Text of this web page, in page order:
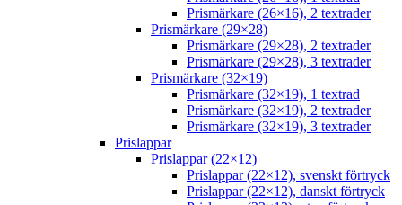
Prismärkare (26×16), 2 textrader
Prismärkare (29×28)
Prismärkare (29×28), 2 textrader
Prismärkare (29×28), 3 textrader
Prismärkare (32×19)
Prismärkare (32×19), 1 textrad
Prismärkare (32×19), 2 textrader
Prismärkare (32×19), 3 textrader
Prislappar
Prislappar (22×12)
Prislappar (22×12), svenskt förtryck
Prislappar (22×12), danskt förtryck